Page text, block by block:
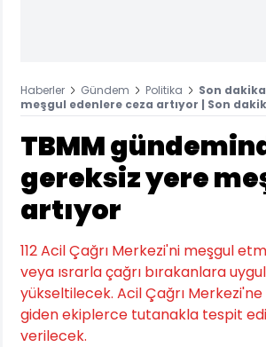
Haberler Gündem Politika
Son
meşgul edenlere ceza artıyor | Son
TBMM
gereksiz yere
artıyor
112 Acil Çağrı Merkezi'ni meşgul
veya ısrarla çağrı bırakanlara
yükseltilecek. Acil Çağrı Merkezi'ne
giden ekiplerce tutanakla tespit
verilecek.